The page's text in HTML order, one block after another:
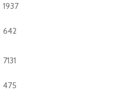
1937
642
7131
475